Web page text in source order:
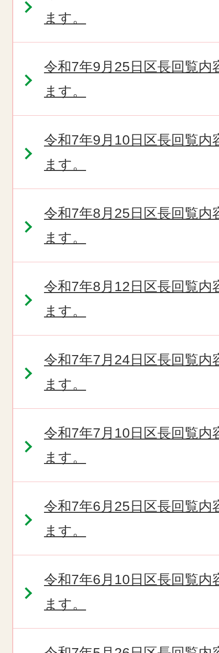
ます。
令和7年9月25日区長回覧
ます。
令和7年9月10日区長回覧
ます。
令和7年8月25日区長回覧
ます。
令和7年8月12日区長回覧
ます。
令和7年7月24日区長回覧
ます。
令和7年7月10日区長回覧
ます。
令和7年6月25日区長回覧
ます。
令和7年6月10日区長回覧
ます。